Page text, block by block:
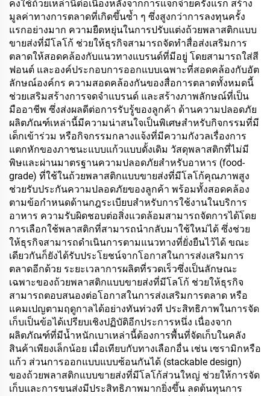
คงใช้ถ้วยเหล่านี้ต่อเนื่องหลังจากการแจกจ่ายครั้งแรก สร้าง
มูลค่าทางการตลาดที่เกิดขึ้นซ้ำ ๆ ซึ่งสูงกว่าการลงทุนครั้ง
แรกอย่างมาก ความยืดหยุ่นในการปรับแต่งถ้วยพลาสติกแบบ
ขายส่งที่มีโลโก้ ช่วยให้ธุรกิจสามารถจัดทำสื่อส่งเสริมการ
ตลาดให้สอดคล้องกับแนวทางแบรนด์ที่มีอยู่ โดยสามารถใส่สี
ฟอนต์ และองค์ประกอบการออกแบบเฉพาะที่สอดคล้องกับอัต
ลักษณ์องค์กร ความสอดคล้องกันของสื่อการตลาดทั้งหมดนี้
ช่วยเสริมสร้างการจดจำแบรนด์ และสร้างภาพลักษณ์ที่เป็น
มืออาชีพ ซึ่งส่งผลดีต่อการรับรู้ของลูกค้า ด้านความปลอดภัย
ผลิตภัณฑ์เหล่านี้มีความน่าสนใจเป็นพิเศษสำหรับกิจกรรมที่มี
เด็กเข้าร่วม หรือกิจกรรมกลางแจ้งที่มีความกังวลเรื่องการ
แตกหักของภาชนะแบบแก้วแบบดั้งเดิม วัสดุพลาสติกที่ไม่มี
พิษและผ่านมาตรฐานความปลอดภัยสำหรับอาหาร (food-
grade) ที่ใช้ในถ้วยพลาสติกแบบขายส่งที่มีโลโก้คุณภาพสูง
ช่วยรับประกันความปลอดภัยของลูกค้า พร้อมทั้งสอดคล้อง
ตามข้อกำหนดด้านกฎระเบียบสำหรับการใช้งานในบริการ
อาหาร ความรับผิดชอบต่อสิ่งแวดล้อมสามารถจัดการได้โดย
การเลือกใช้พลาสติกที่สามารถนำกลับมาใช้ใหม่ได้ ซึ่งช่วย
ให้ธุรกิจสามารถดำเนินการตามแนวทางที่ยั่งยืนไว้ได้ ขณะ
เดียวกันก็ยังได้รับประโยชน์จากโอกาสในการส่งเสริมการ
ตลาดอีกด้วย ระยะเวลาการผลิตที่รวดเร็วซึ่งเป็นลักษณะ
เฉพาะของถ้วยพลาสติกแบบขายส่งที่มีโลโก้ ช่วยให้ธุรกิจ
สามารถตอบสนองต่อโอกาสในการส่งเสริมการตลาด หรือ
แคมเปญตามฤดูกาลได้อย่างทันท่วงที ประสิทธิภาพในการจัด
เก็บเป็นข้อได้เปรียบเชิงปฏิบัติอีกประการหนึ่ง เนื่องจาก
ผลิตภัณฑ์ที่มีน้ำหนักเบาเหล่านี้ต้องการพื้นที่จัดเก็บในคลัง
สินค้าเพียงเล็กน้อย เมื่อเทียบกับทางเลือกอื่น เช่น เซรามิกหรือ
แก้ว ส่วนการออกแบบแบบซ้อนกันได้ (stackable design)
ของถ้วยพลาสติกแบบขายส่งที่มีโลโก้ส่วนใหญ่ ช่วยให้การจัด
เก็บและการขนส่งมีประสิทธิภาพมากยิ่งขึ้น ลดต้นทุนการ